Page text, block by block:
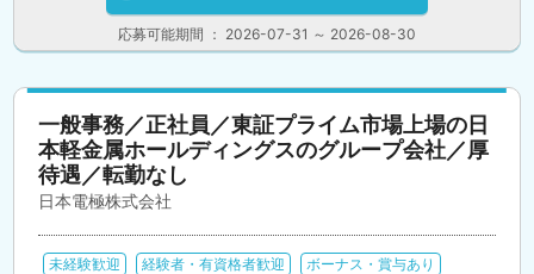
応募可能期間 ： 2026-07-31 ～ 2026-08-30
一般事務／正社員／東証プライム市場上場の日
本軽金属ホールディングスのグループ会社／厚
待遇／転勤なし
日本電極株式会社
未経験歓迎 経験者・有資格者歓迎
ボーナス・賞与あり